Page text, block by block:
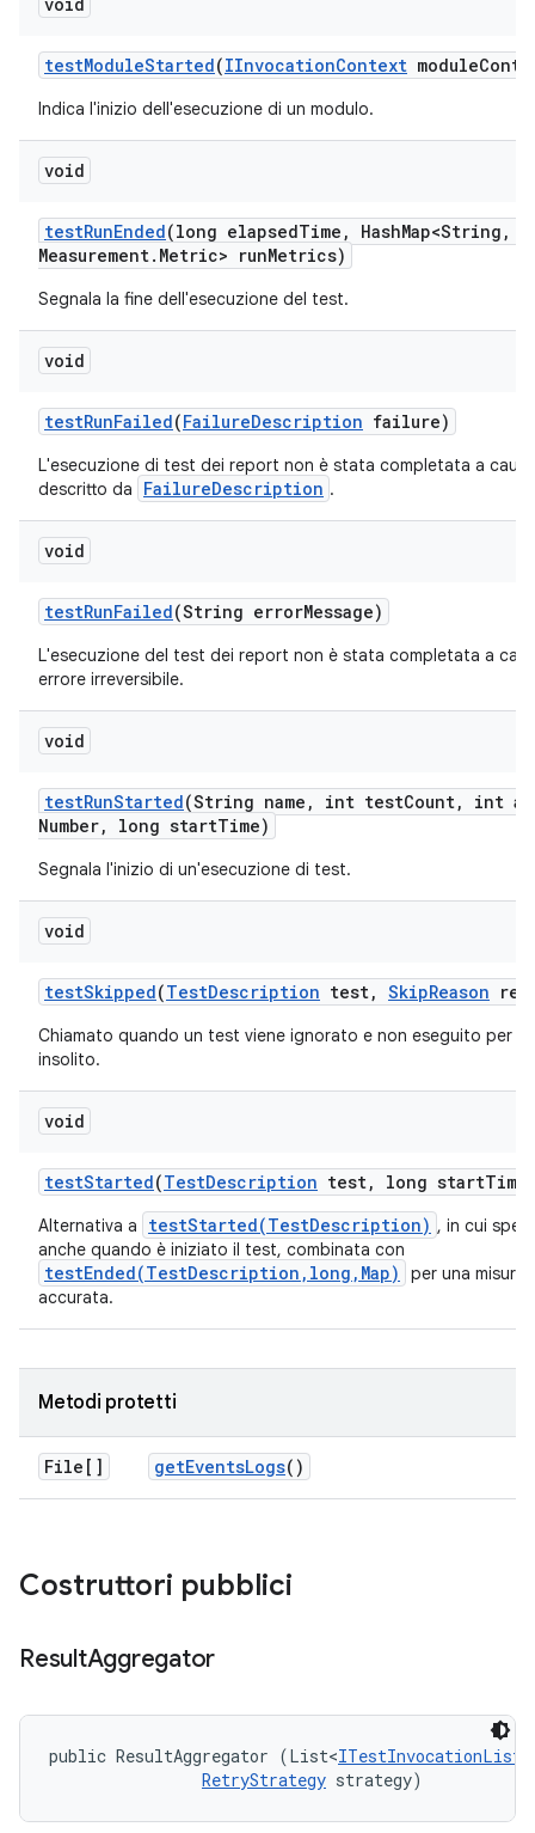
testModuleStarted(IInvocationContext module
Indica l'inizio dell'esecuzione di un modulo.
void
testRunEnded(long elapsedTime , HashMap<String ,
Measurement. Metric> runMetrics)
Segnala la fine dell'esecuzione del test.
void
testRunFailed(FailureDescription failure)
L'esecuzione di test dei report non è stata completata a
descritto da
FailureDescription .
void
testRunFailed(String errorMessage)
L'esecuzione del test dei report non è stata completata a
errore irreversibile.
void
testRunStarted(String name , int testCount,
int
Number, long startTime)
Segnala l'inizio di un'esecuzione di test.
void
testSkipped(TestDescription test, SkipReason
Chiamato quando un test viene ignorato e non eseguito per
insolito.
void
testStarted(TestDescription test, long start
Alternativa a testStarted(TestDescription) , in cui
anche quando è iniziato il test, combinata con
testEnded(TestDescription,long,Map)
per una
accurata.
Metodi protetti
File[] getEventsLogs()
Costruttori pubblici
ResultAggregator
public ResultAggregator (List<
RetryStrategy strategy)